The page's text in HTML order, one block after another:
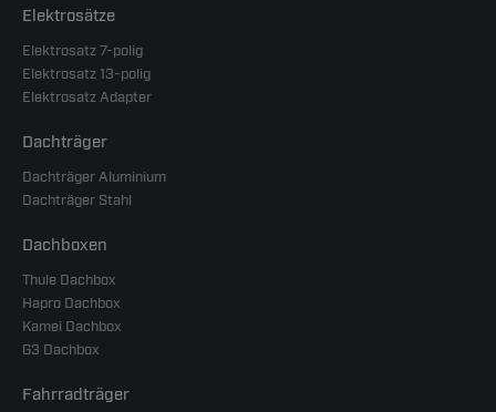
Elektrosätze
Elektrosatz 7-polig
Elektrosatz 13-polig
Elektrosatz Adapter
Dachträger
Dachträger Aluminium
Dachträger Stahl
Dachboxen
Thule Dachbox
Hapro Dachbox
Kamei Dachbox
G3 Dachbox
Fahrradträger